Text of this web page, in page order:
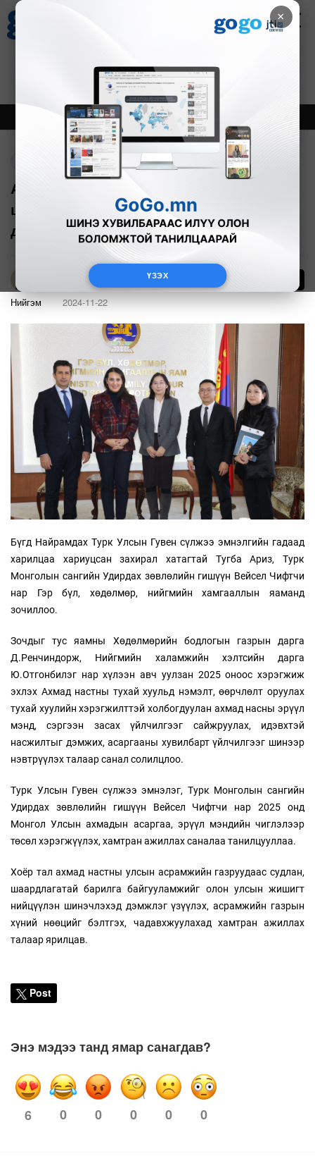
×
ҮЗЭХ
Зурхай
8.06
Онцлох Шинэ
Ахмадын асрамжийн төвийн барилгыг
шинэчлэхэд Туркийн Гувен эмнэлэг
дэмжлэг үзүүлнэ
Нийгэм 2024-11-22
Бүгд Найрамдах Турк Улсын Гувен сүлжээ эмнэлгийн гадаад
харилцаа хариуцсан захирал хатагтай Тугба Ариз, Турк
Монголын сангийн Удирдах зөвлөлийн гишүүн Вейсел Чифтчи
нар Гэр бүл, хөдөлмөр, нийгмийн хамгааллын яаманд
зочиллоо.
Зочдыг тус яамны Хөдөлмөрийн бодлогын газрын дарга
Д.Ренчиндорж, Нийгмийн халамжийн хэлтсийн дарга
Ю.Отгонбилэг нар хүлээн авч уулзан 2025 оноос хэрэгжиж
эхлэх Ахмад настны тухай хуульд нэмэлт, өөрчлөлт оруулах
тухай хуулийн хэрэгжилттэй холбогдуулан ахмад насны эрүүл
мэнд, сэргээн засах үйлчилгээг сайжруулах, идэвхтэй
насжилтыг дэмжих, асаргааны хувилбарт үйлчилгээг шинээр
нэвтрүүлэх талаар санал солилцлоо.
Турк Улсын Гувен сүлжээ эмнэлэг, Турк Монголын сангийн
Удирдах зөвлөлийн гишүүн Вейсел Чифтчи нар 2025 онд
Монгол Улсын ахмадын асаргаа, эрүүл мэндийн чиглэлээр
төсөл хэрэгжүүлэх, хамтран ажиллах саналаа танилцууллаа.
Хоёр тал ахмад настны улсын асрамжийн газруудаас судлан,
шаардлагатай барилга байгууламжийг олон улсын жишигт
нийцүүлэн шинэчлэхэд дэмжлэг үзүүлэх, асрамжийн газрын
хүний нөөцийг бэлтгэх, чадавхжуулахад хамтран ажиллах
талаар ярилцав.
Post
Энэ мэдээ танд ямар санагдав?
6 0 0 0 0 0